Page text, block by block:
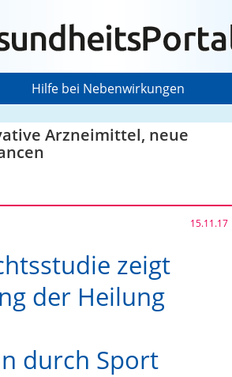
Hilfe bei Nebenwirkungen
Arzneimittel, neue
15.11.17
zeigt
der Heilung
durch Sport